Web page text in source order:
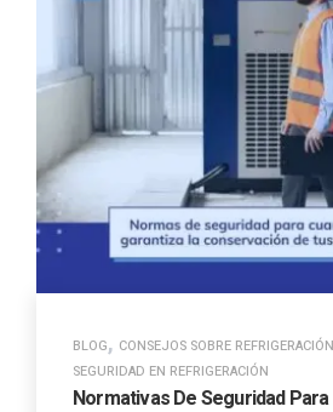
BLOG, CONSEJOS SOBRE REFRIGERACIÓN
SEGURIDAD EN REFRIGERACIÓN
Normativas De Seguridad